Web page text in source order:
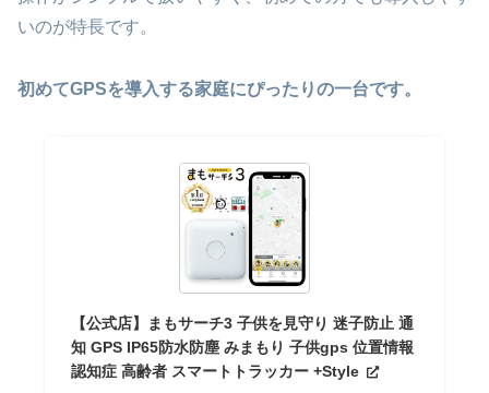
いのが特長です。
初めてGPSを導入する家庭にぴったりの一台です。
【公式店】まもサーチ3 子供を見守り 迷子防止 通
知 GPS IP65防水防塵 みまもり 子供gps 位置情報
認知症 高齢者 スマートトラッカー +Style